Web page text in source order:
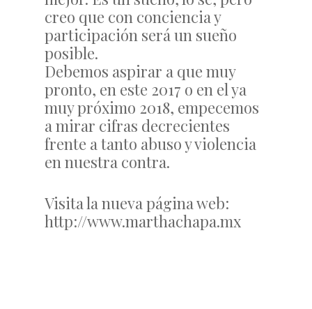
creo que con conciencia y
participación será un sueño
posible.
Debemos aspirar a que muy
pronto, en este 2017 o en el ya
muy próximo 2018, empecemos
a mirar cifras decrecientes
frente a tanto abuso y violencia
en nuestra contra.
Visita la nueva página web:
http://www.marthachapa.mx